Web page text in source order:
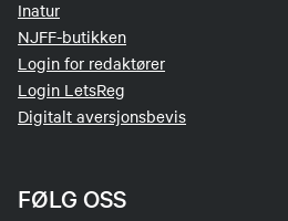
Inatur
NJFF-butikken
Login for redaktører
Login LetsReg
Digitalt aversjonsbevis
FØLG OSS